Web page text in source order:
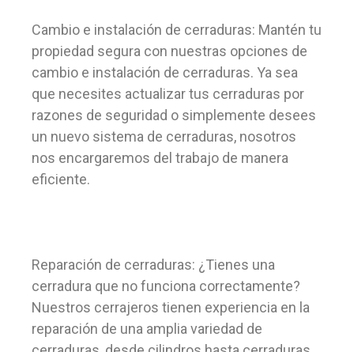
Cambio e instalación de cerraduras: Mantén tu
propiedad segura con nuestras opciones de
cambio e instalación de cerraduras. Ya sea
que necesites actualizar tus cerraduras por
razones de seguridad o simplemente desees
un nuevo sistema de cerraduras, nosotros
nos encargaremos del trabajo de manera
eficiente.
Reparación de cerraduras: ¿Tienes una
cerradura que no funciona correctamente?
Nuestros cerrajeros tienen experiencia en la
reparación de una amplia variedad de